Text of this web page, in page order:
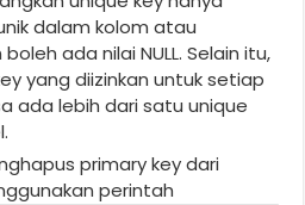
dalam kolom atau
ada nilai NULL. Selain itu,
yang diizinkan untuk setiap
ada lebih dari satu unique
primary key dari
perintah